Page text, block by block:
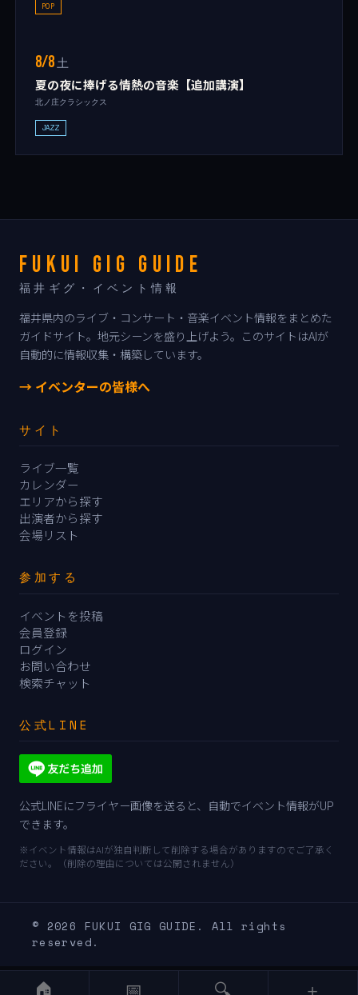
POP
8/8土
夏の夜に捧げる情熱の音楽【追加講演】
北ノ庄クラシックス
JAZZ
FUKUI GIG GUIDE
福井ギグ・イベント情報
福井県内のライブ・コンサート・音楽イベント情報をまとめた
ガイドサイト。地元シーンを盛り上げよう。このサイトはAIが
自動的に情報収集・構築しています。
→ イベンターの皆様へ
サイト
ライブ一覧
カレンダー
エリアから探す
出演者から探す
会場リスト
参加する
イベントを投稿
会員登録
ログイン
お問い合わせ
検索チャット
公式LINE
公式LINEにフライヤー画像を送ると、自動でイベント情報がUP
できます。
※イベント情報はAIが独自判断して削除する場合がありますのでご了承く
ださい。（削除の理由については公開されません）
© 2026 FUKUI GIG GUIDE. All rights
reserved.
🏠 📅 🔍 ＋